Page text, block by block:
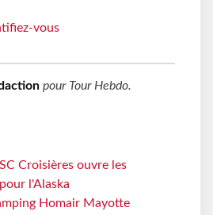
vous
pour Tour Hebdo.
Croisières ouvre les
l'Alaska
Homair Mayotte